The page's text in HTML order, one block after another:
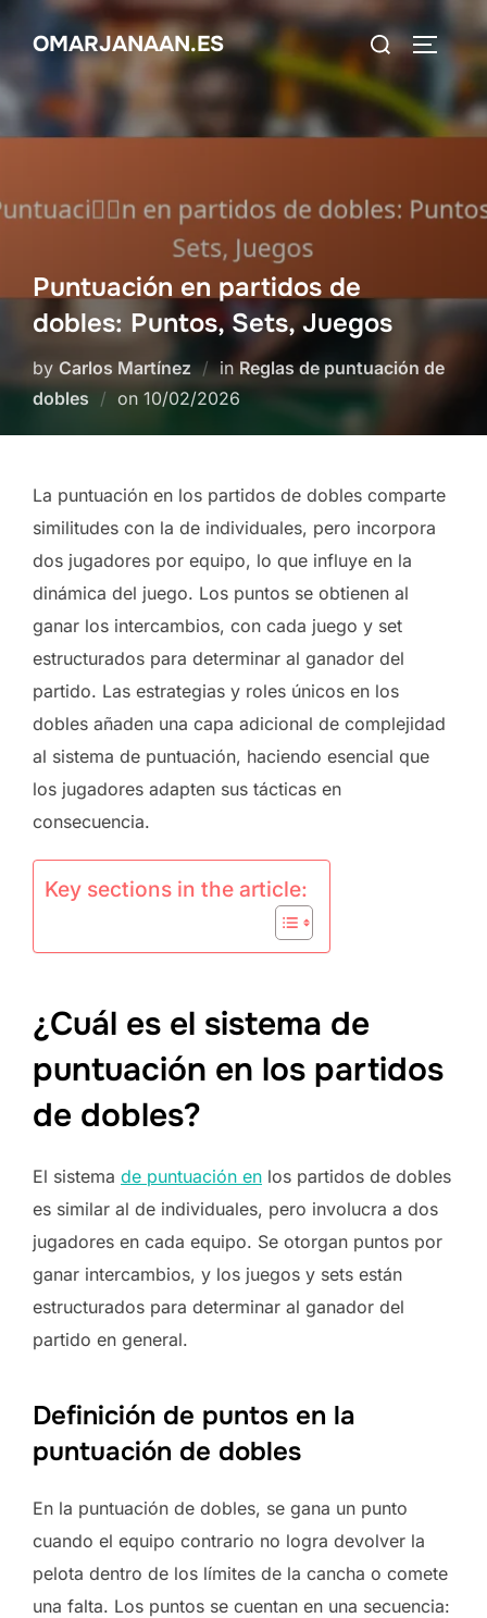
OMARJANAAN.ES
Search
Puntuación en partidos de
dobles: Puntos, Sets, Juegos
by Carlos Martínez in Reglas de puntuación de
dobles
on Posted
10/02/2026
La puntuación en los partidos de dobles comparte
similitudes con la de individuales, pero incorpora
dos jugadores por equipo, lo que influye en la
dinámica del juego. Los puntos se obtienen al
ganar los intercambios, con cada juego y set
estructurados para determinar al ganador del
partido. Las estrategias y roles únicos en los
dobles añaden una capa adicional de complejidad
al sistema de puntuación, haciendo esencial que
los jugadores adapten sus tácticas en
consecuencia.
Key sections in the article:
¿Cuál es el sistema de
puntuación en los partidos
de dobles?
El sistema de puntuación en los partidos de dobles
es similar al de individuales, pero involucra a dos
jugadores en cada equipo. Se otorgan puntos por
ganar intercambios, y los juegos y sets están
estructurados para determinar al ganador del
partido en general.
Definición de puntos en la
puntuación de dobles
En la puntuación de dobles, se gana un punto
cuando el equipo contrario no logra devolver la
pelota dentro de los límites de la cancha o comete
una falta. Los puntos se cuentan en una secuencia: